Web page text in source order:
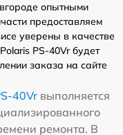
опытными
предоставляем
уверены в качестве
PS-40Vr будет
заказа на сайте
40Vr выполняется
ремонта. В